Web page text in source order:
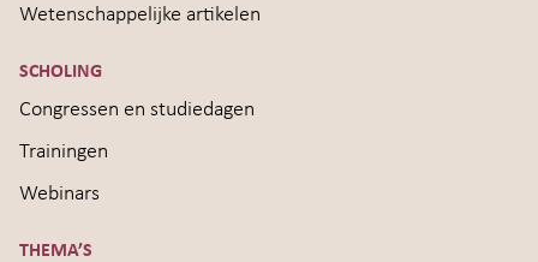
Wetenschappelijke artikelen
SCHOLING
Congressen en studiedagen
Trainingen
Webinars
THEMA’S